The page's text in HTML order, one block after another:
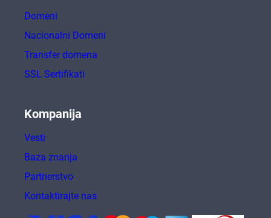
Domeni
Nacionalni Domeni
Transfer domena
SSL Sertifikati
Kompanija
Vesti
Baza znanja
Partnerstvo
Kontaktirajte nas